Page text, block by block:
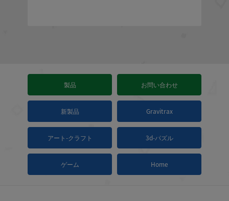
製品 お問い合わせ
新製品 Gravitrax
アート-クラフト 3d-パズル
ゲーム Home